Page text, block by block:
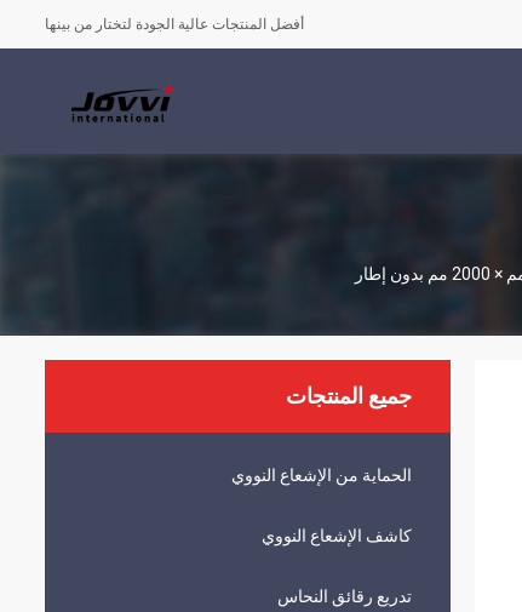
أفضل المنتجات عالية الجودة لتختار من بينها
جميع المنتجات
الحماية من الإشعاع النووي
كاشف الإشعاع النووي
تدريع رقائق النحاس